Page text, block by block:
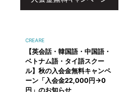
CREARE
【英会話・韓国語・中国語・
ベトナム語・タイ語スクー
ル】秋の入会金無料キャンペ
ーン「入会金22,000円→0
円」のお知らせ